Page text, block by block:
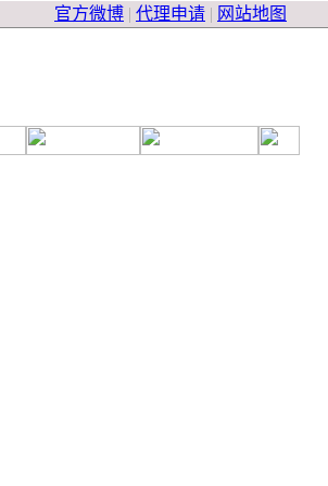
官方微博 | 代理申请 | 网站地图